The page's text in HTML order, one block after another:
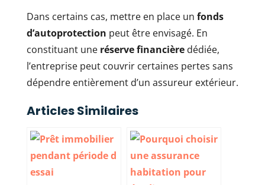
Dans certains cas, mettre en place un fonds
d’autoprotection peut être envisagé. En
constituant une réserve financièredédiée,
l’entreprise peut couvrir certaines pertes sans
dépendre entièrement d’un assureur extérieur.
Articles Similaires